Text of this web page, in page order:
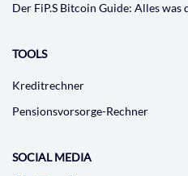
Der FiP.S Bitcoin Guide: Alles was
TOOLS
Kreditrechner
Pensionsvorsorge-Rechner
SOCIAL MEDIA